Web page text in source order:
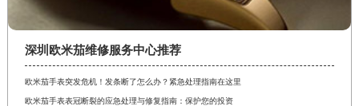
深圳欧米茄维修服务中心推荐
欧米茄手表突发危机！发条断了怎么办？紧急处理指南在这里
欧米茄手表表冠断裂的应急处理与修复指南：保护您的投资